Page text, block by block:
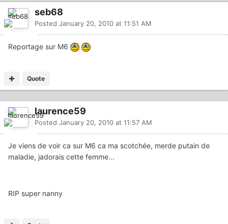
seb68
Posted January 20, 2010 at 11:51 AM
Reportage sur M6
Quote
laurence59
Posted January 20, 2010 at 11:57 AM
Je viens de voir ca sur M6 ca ma scotchée, merde putain de
maladie, jadorais cette femme...
RIP super nanny